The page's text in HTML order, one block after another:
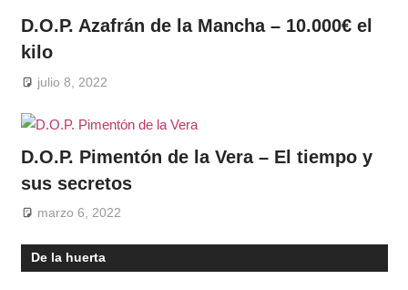
D.O.P. Azafrán de la Mancha – 10.000€ el
kilo
julio 8, 2022
D.O.P. Pimentón de la Vera – El tiempo y
sus secretos
marzo 6, 2022
De la huerta